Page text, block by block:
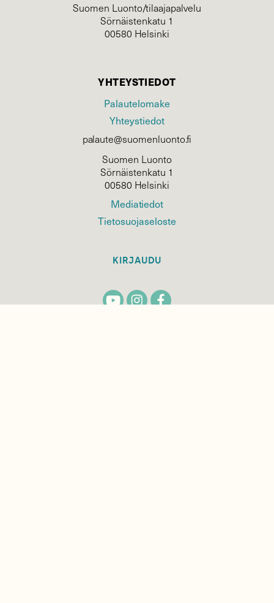
Suomen Luonto/tilaajapalvelu
Sörnäistenkatu 1
00580 Helsinki
YHTEYSTIEDOT
Palautelomake
Yhteystiedot
palaute@suomenluonto.fi
Suomen Luonto
Sörnäistenkatu 1
00580 Helsinki
Mediatiedot
Tietosuojaseloste
KIRJAUDU